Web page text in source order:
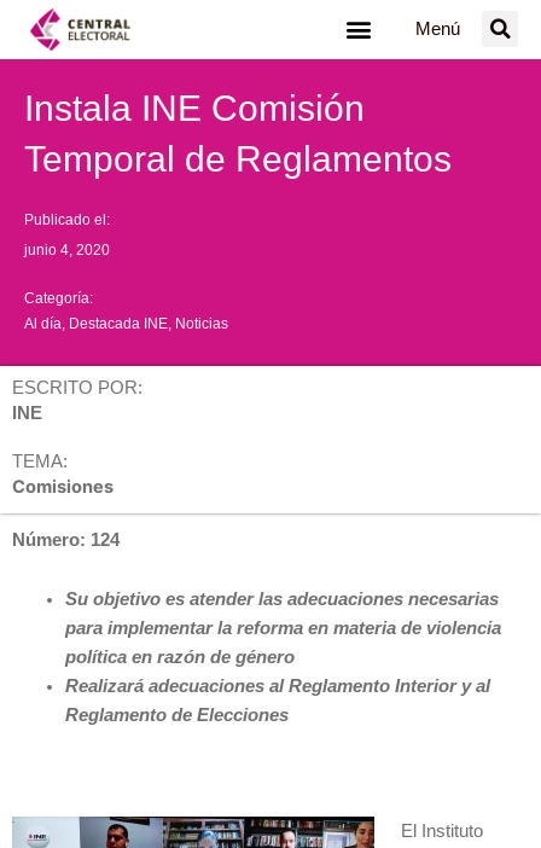
Menú
Instala INE Comisión
Temporal de Reglamentos
Publicado el:
junio 4, 2020
Categoría:
Al día Destacada INE Noticias
ESCRITO POR:
INE
TEMA:
Comisiones
Número: 124
Su objetivo es atender las adecuaciones necesarias
para implementar la reforma en materia de violencia
política en razón de género
Realizará adecuaciones al Reglamento Interior y al
Reglamento de Elecciones
El Instituto